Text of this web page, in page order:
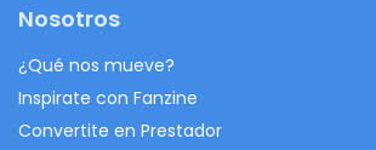
Nosotros
¿Qué nos mueve?
Inspirate con Fanzine
Convertite en Prestador